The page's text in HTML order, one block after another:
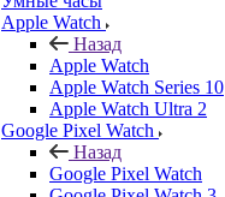
Apple Watch
Назад
Apple Watch
Apple Watch Series 10
Apple Watch Ultra 2
Google Pixel Watch
Назад
Google Pixel Watch